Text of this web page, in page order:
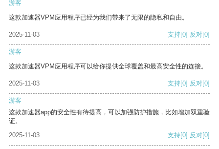
游客
这款加速器VPM应用程序已经为我们带来了无限的隐私和自由。
2025-11-03 支持[0] 反对[0]
游客
这款加速器VPM应用程序可以给你提供全球覆盖和最高安全性的连接。
2025-11-03 支持[0] 反对[0]
游客
这款加速器app的安全性有待提高，可以加强防护措施，比如增加双重验
证。
2025-11-03
支持[0] 反对[0]